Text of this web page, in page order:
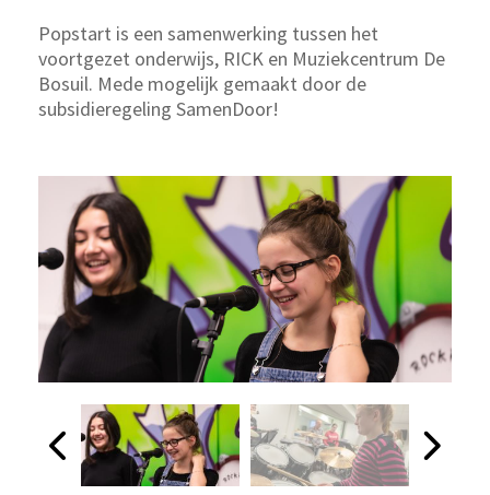
Popstart is een samenwerking tussen het
voortgezet onderwijs, RICK en Muziekcentrum De
Bosuil. Mede mogelijk gemaakt door de
subsidieregeling SamenDoor!